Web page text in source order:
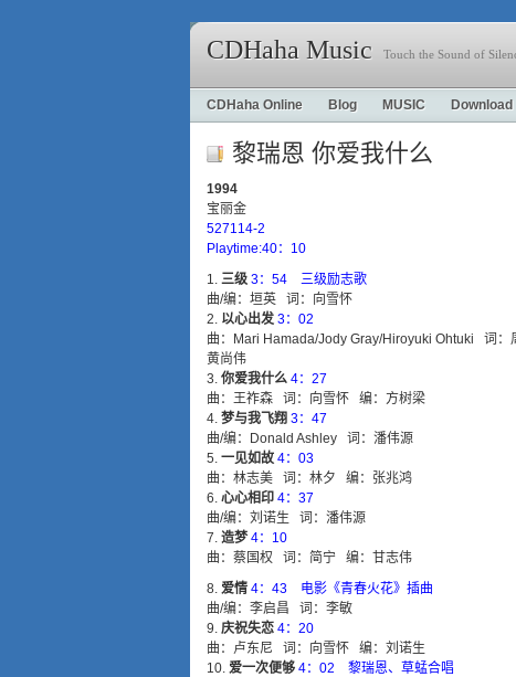
CDHaha Music Touch the Sound of
CDHaha Online Blog MUSIC Download
黎瑞恩 你爱我什么
1994
宝丽金
527114-2
Playtime:40：10
三级 3：54 三级励志歌
曲/编：垣英 词：向雪怀
以心出发 3：02
曲：Mari Hamada/Jody Gray/Hiroyuki Ohtuki 词：
黄尚伟
你爱我什么 4：27
曲：王祚森 词：向雪怀 编：方树梁
梦与我飞翔 3：47
曲/编：Donald Ashley 词：潘伟源
一见如故 4：03
曲：林志美 词：林夕 编：张兆鸿
心心相印 4：37
曲/编：刘诺生 词：潘伟源
造梦 4：10
曲：蔡国权 词：简宁 编：甘志伟
爱情 4：43 电影《青春火花》插曲
曲/编：李启昌 词：李敏
庆祝失恋 4：20
曲：卢东尼 词：向雪怀 编：刘诺生
爱一次便够 4：02 黎瑞恩、草蜢合唱